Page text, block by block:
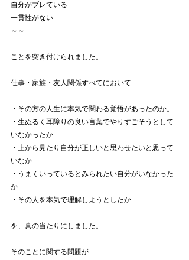
自分がブレている
一貫性がない
～～
ことを突き付けられました。
仕事・家族・友人関係すべてにおいて
・その方の人生に本気で関わる覚悟があったのか。
・生ぬるく耳障りの良い言葉でやりすごそうとして
いなかったか
・上から見たり自分が正しいと思わせたいと思って
いなか
・うまくいっているとみられたい自分がいなかった
か
・その人を本気で理解しようとしたか
を、真の当たりにしました。
そのことに関する問題が